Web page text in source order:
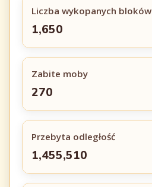
Liczba wykopanych bloków
1,650
Zabite moby
270
Przebyta odległość
1,455,510